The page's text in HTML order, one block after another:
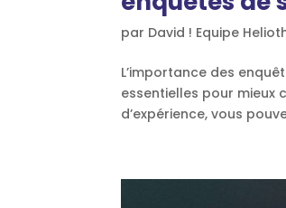
par David ! Equipe
L’importance des
essentielles pour mieux
d’expérience, vous